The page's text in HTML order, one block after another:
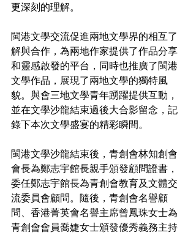
更深刻的理解。
閩港文學交流促進兩地文學界的相互了
解與合作，為兩地作家提供了作品分享
和靈感啟發的平台，同時也推廣了閩港
文學作品，展現了兩地文學的獨特風
貌。與會三地文學青年踴躍提供互動，
並在文學沙龍結束過後大合影留念，記
錄下本次文學盛宴的精彩瞬間。
閩港文學沙龍結束後，青創會林知創會
會長為鄭志宇館長親手頒發顧問證書，
委任鄭志宇館長為青創會教育及文體交
流委員會顧問。隨後，青創會名譽顧
問、香港菁英會名譽主席曾鳳珠女士為
青創會會員喬婕女士頒發優秀義務主持